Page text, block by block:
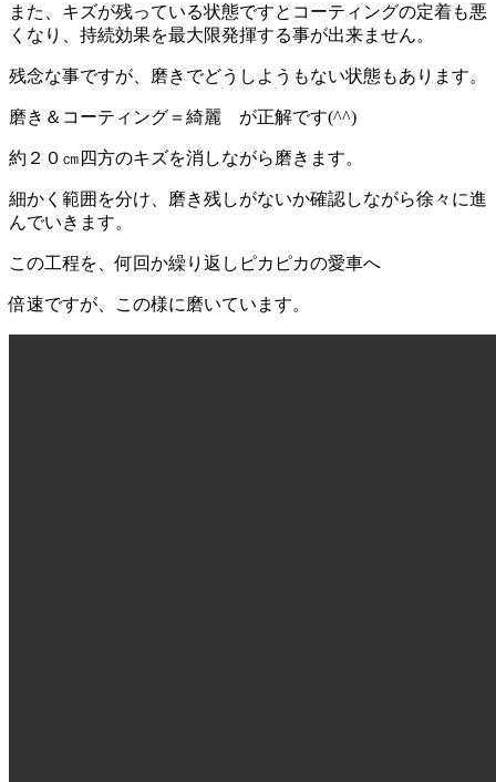
また、キズが残っている状態ですとコーティングの定着も悪
くなり、持続効果を最大限発揮する事が出来ません。
残念な事ですが、磨きでどうしようもない状態もあります。
磨き＆コーティング＝綺麗 が正解です(^^)
約２０㎝四方のキズを消しながら磨きます。
細かく範囲を分け、磨き残しがないか確認しながら徐々に進
んでいきます。
この工程を、何回か繰り返しピカピカの愛車へ
倍速ですが、この様に磨いています。